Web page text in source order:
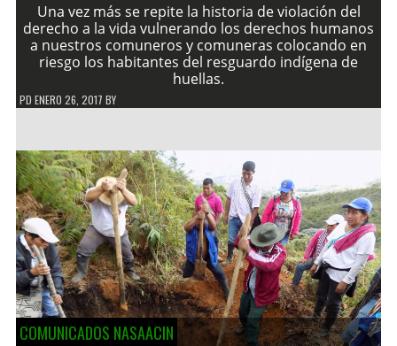
Una vez más se repite la historia de violación del
derecho a la vida vulnerando los derechos humanos
a nuestros comuneros y comuneras colocando en
riesgo los habitantes del resguardo indígena de
huellas.
PD ENERO 26, 2017 BY
COMUNICADOS NASAACIN